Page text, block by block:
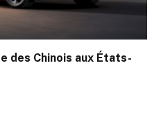
des Chinois aux États-